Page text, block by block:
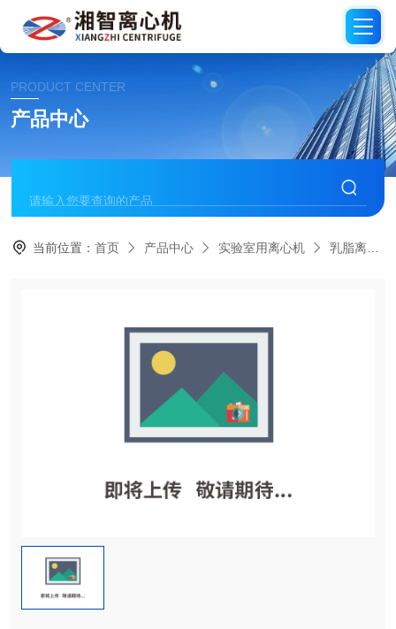
PRODUCT CENTER
产品中心
当前位置：首页 产品中心 实验室用离心机 乳脂离心机